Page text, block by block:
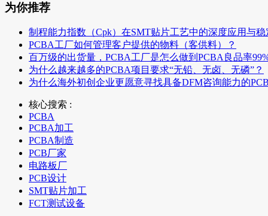
为你推荐
制程能力指数（Cpk）在SMT贴片工艺中的深度应用与
PCBA工厂如何管理客户提供的物料（客供料）？
百万级的出货量，PCBA工厂是怎么做到PCBA良品率
为什么越来越多的PCBA项目要求“无铅、无卤、无磷”？
为什么海外初创企业更愿意寻找具备DFM咨询能力的
核心搜索 :
PCBA
PCBA加工
PCBA制造
PCB厂家
电路板厂
PCB设计
SMT贴片加工
FCT测试设备